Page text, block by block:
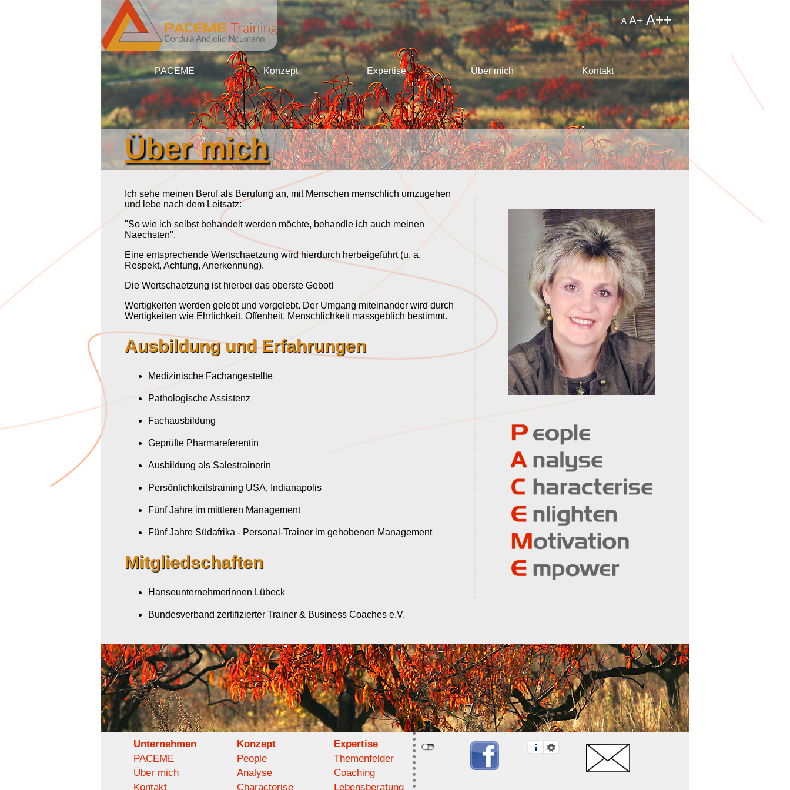
AA+ A++
PACEME Konzept Expertise Über mich Kontakt
Über mich
Ich sehe meinen Beruf als Berufung an, mit Menschen menschlich umzugehen
und lebe nach dem Leitsatz:
"So wie ich selbst behandelt werden möchte, behandle ich auch meinen
Naechsten".
Eine entsprechende Wertschaetzung wird hierdurch herbeigeführt (u. a.
Respekt, Achtung, Anerkennung).
Die Wertschaetzung ist hierbei das oberste Gebot!
Wertigkeiten werden gelebt und vorgelebt. Der Umgang miteinander wird durch
Wertigkeiten wie Ehrlichkeit, Offenheit, Menschlichkeit massgeblich bestimmt.
Ausbildung und Erfahrungen
Medizinische Fachangestellte
Pathologische Assistenz
Fachausbildung
Geprüfte Pharmareferentin
Ausbildung als Salestrainerin
Persönlichkeitstraining USA, Indianapolis
Fünf Jahre im mittleren Management
Fünf Jahre Südafrika - Personal-Trainer im gehobenen Management
Mitgliedschaften
Hanseunternehmerinnen Lübeck
Bundesverband zertifizierter Trainer & Business Coaches e.V.
Unternehmen
PACEME
Über mich
Kontakt
Konzept
People
Analyse
Characterise
Expertise
Themenfelder
Coaching
Lebensberatung